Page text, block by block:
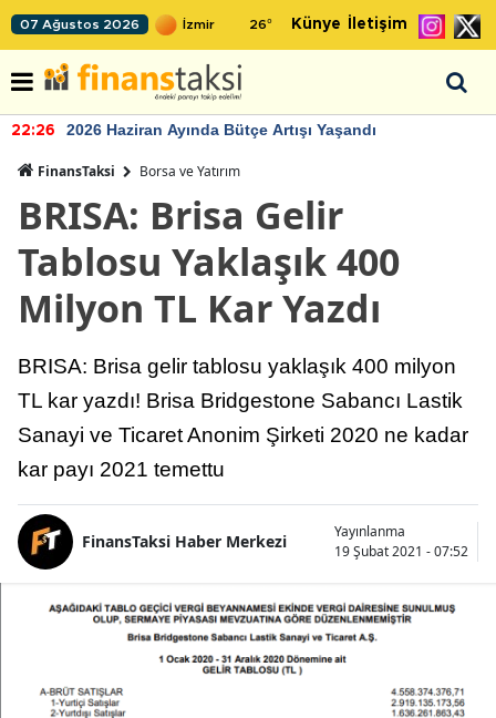
07 Ağustos 2026 26° Künye İletişim
22:26 2026 Haziran Ayında Bütçe Artışı Yaşandı
FinansTaksi Borsa ve Yatırım
BRISA: Brisa Gelir
Tablosu Yaklaşık 400
Milyon TL Kar Yazdı
BRISA: Brisa gelir tablosu yaklaşık 400 milyon
TL kar yazdı! Brisa Bridgestone Sabancı Lastik
Sanayi ve Ticaret Anonim Şirketi 2020 ne kadar
kar payı 2021 temettu
FinansTaksi Haber Merkezi
Yayınlanma
19 Şubat 2021 - 07:52